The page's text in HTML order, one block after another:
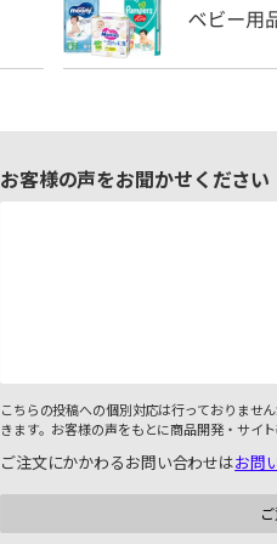
お客様の声をお聞かせください
こちらの投稿への個別対応は行っておりませ
きます。お客様の声をもとに商品開発・サイト
ご注文にかかわるお問い合わせはお問